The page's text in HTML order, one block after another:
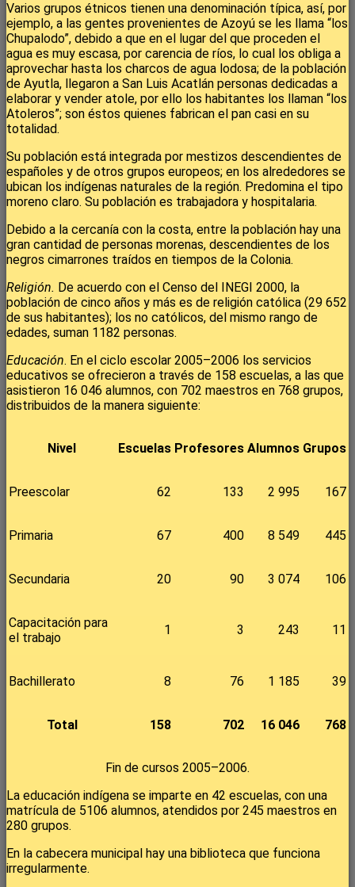
Varios grupos étnicos tienen una denominación típica, así, por
ejemplo, a las gentes provenientes de Azoyú se les llama “los
Chupalodo”, debido a que en el lugar del que proceden el
agua es muy escasa, por carencia de ríos, lo cual los obliga a
aprovechar hasta los charcos de agua lodosa; de la población
de Ayutla, llegaron a San Luis Acatlán personas dedicadas a
elaborar y vender atole, por ello los habitantes los llaman “los
Atoleros”; son éstos quienes fabrican el pan casi en su
totalidad.
Su población está integrada por mestizos descendientes de
españoles y de otros grupos europeos; en los alrededores se
ubican los indígenas naturales de la región. Predomina el tipo
moreno claro. Su población es trabajadora y hospitalaria.
Debido a la cercanía con la costa, entre la población hay una
gran cantidad de personas morenas, descendientes de los
negros cimarrones traídos en tiempos de la Colonia.
Religión. De acuerdo con el Censo del INEGI 2000, la
población de cinco años y más es de religión católica (29 652
de sus habitantes); los no católicos, del mismo rango de
edades, suman 1182 personas.
Educación. En el ciclo escolar 2005–2006 los servicios
educativos se ofrecieron a través de 158 escuelas, a las que
asistieron 16 046 alumnos, con 702 maestros en 768 grupos,
distribuidos de la manera siguiente:
Nivel Escuelas Profesores Alumnos Grupos
Preescolar 62 133 2 995 167
Primaria 67 400 8 549 445
Secundaria 20 90 3 074 106
Capacitación para
el trabajo
1 3 243 11
Bachillerato 8 76 1 185 39
Total 158 702 16 046 768
Fin de cursos 2005–2006.
La educación indígena se imparte en 42 escuelas, con una
matrícula de 5106 alumnos, atendidos por 245 maestros en
280 grupos.
En la cabecera municipal hay una biblioteca que funciona
irregularmente.